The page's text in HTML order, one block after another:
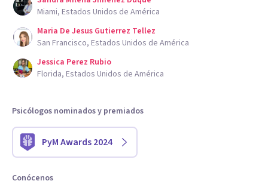
Miami, Estados Unidos de América
Maria De Jesus Gutierrez Tellez
San Francisco, Estados Unidos de América
Jessica Perez Rubio
Florida, Estados Unidos de América
Psicólogos nominados y premiados
PyM Awards 2024
Conócenos